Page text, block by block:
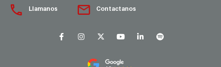
Llamanos Contactanos